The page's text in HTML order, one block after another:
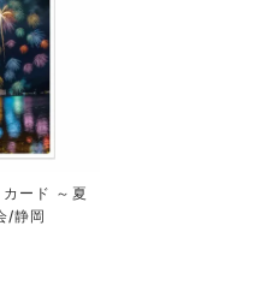
ード ～夏
/静岡